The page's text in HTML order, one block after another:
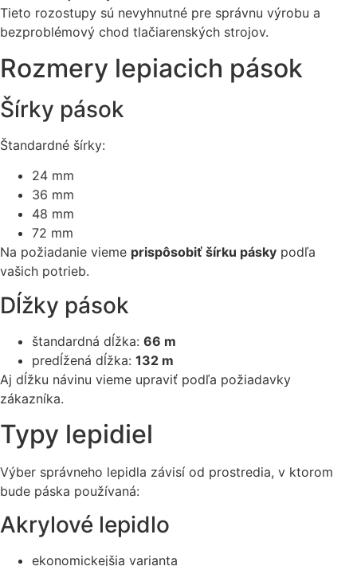
Tieto rozostupy sú nevyhnutné pre správnu výrobu a
bezproblémový chod tlačiarenských strojov.
Rozmery lepiacich pások
Šírky pások
Štandardné šírky:
24 mm
36 mm
48 mm
72 mm
Na požiadanie vieme prispôsobiť šírku pásky podľa
vašich potrieb.
Dĺžky pások
štandardná dĺžka: 66 m
predĺžená dĺžka: 132 m
Aj dĺžku návinu vieme upraviť podľa požiadavky
zákazníka.
Typy lepidiel
Výber správneho lepidla závisí od prostredia, v ktorom
bude páska používaná:
Akrylové lepidlo
ekonomickejšia varianta